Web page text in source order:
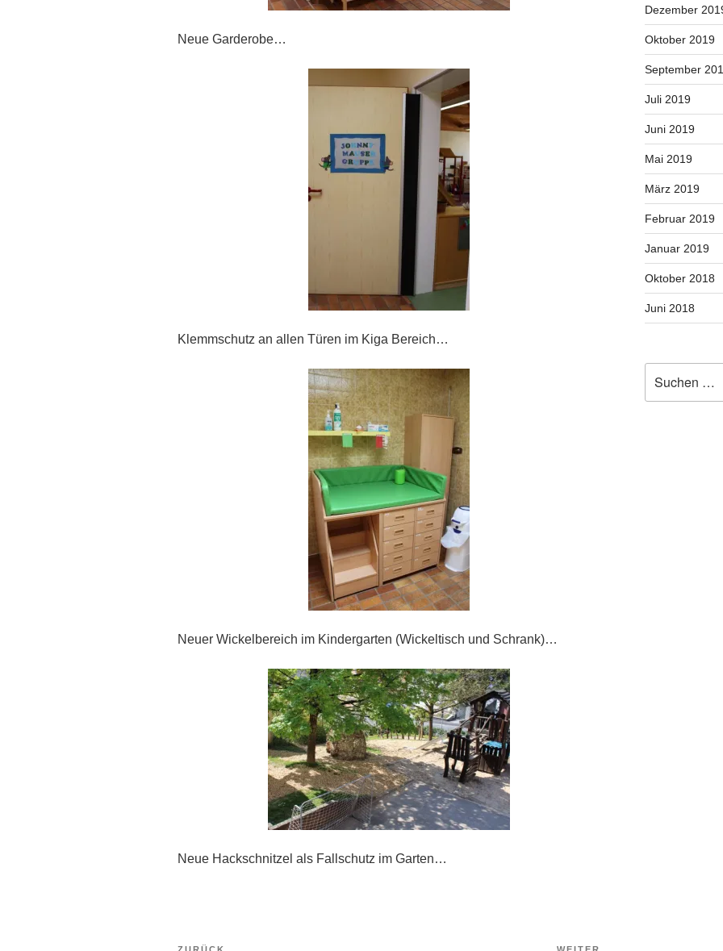
Neue Garderobe…
Klemmschutz an allen Türen im Kiga Bereich…
Neuer Wickelbereich im Kindergarten (Wickeltisch und Schrank)…
Neue Hackschnitzel als Fallschutz im Garten…
Beitragsnavigation
Dezember
Oktober 2019
September
Juli 2019
Juni 2019
Mai 2019
März 2019
Februar 2019
Januar 2019
Oktober 2018
Juni 2018
nach: